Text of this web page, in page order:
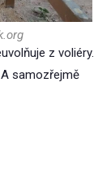
z voliéry.
samozřejmě